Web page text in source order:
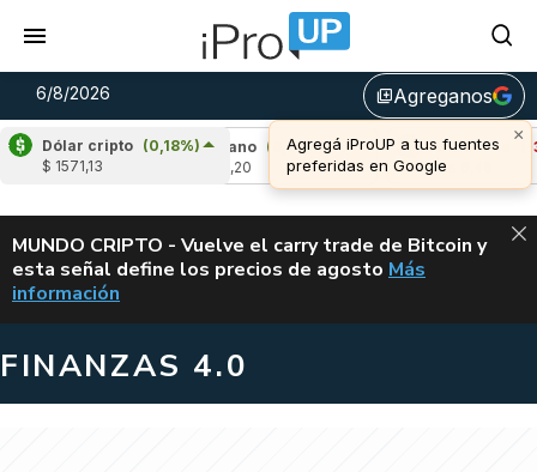
6/8/2026 library_addAgreganos
Dólar cripto (0,18%)
$ 1571,13
Cardano (6,57%)
Avalanche (-3,14%)
u$s 6,46
ALERTA
MUNDO CRIPTO - Vuelve el carry trade de Bitcoin y
esta señal define los precios de agosto VUELVE EL
Más
información
FINANZAS 4.0